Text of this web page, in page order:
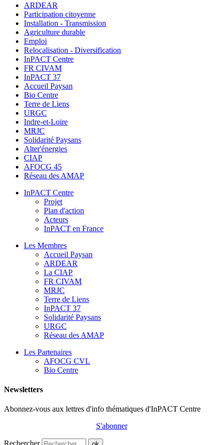
ARDEAR
Participation citoyenne
Installation - Transmission
Agriculture durable
Emploi
Relocalisation - Diversification
InPACT Centre
FR CIVAM
InPACT 37
Accueil Paysan
Bio Centre
Terre de Liens
URGC
Indre-et-Loire
MRJC
Solidarité Paysans
Alter'énergies
CIAP
AFOCG 45
Réseau des AMAP
InPACT Centre
Projet
Plan d'action
Acteurs
InPACT en France
Les Membres
Accueil Paysan
ARDEAR
La CIAP
FR CIVAM
MRJC
Terre de Liens
InPACT 37
Solidarité Paysans
URGC
Réseau des AMAP
Les Partenaires
AFOCG CVL
Bio Centre
Newsletters
Abonnez-vous aux lettres d'info thématiques d'InPACT Centre
S'abonner
Rechercher